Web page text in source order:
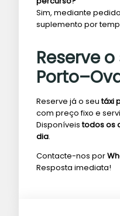
Sim, mediante
suplemento por
Reserve
Reserve já o seutáxi
com preço fixo e
Disponíveistodos os
dia.
Contacte-nos por
Resposta imediata!